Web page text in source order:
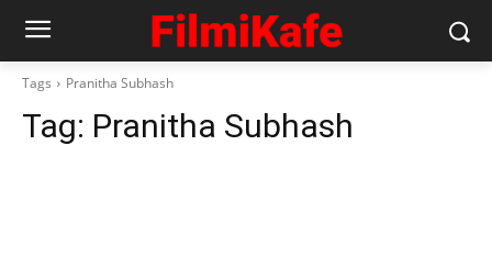
Tags Pranitha Subhash
Tag: Pranitha Subhash